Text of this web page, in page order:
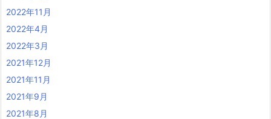
2022年11月
2022年4月
2022年3月
2021年12月
2021年11月
2021年9月
2021年8月